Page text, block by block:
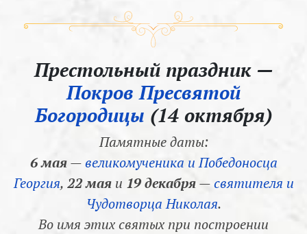
Престольный праздник —
Покров Пресвятой
Богородицы (14 октября)
Памятные даты:
6 мая—великомученика и Победоносца
Георгия, 22 маяи 19 декабря—святителя и
Чудотворца Николая.
Во имя этих святых при построении